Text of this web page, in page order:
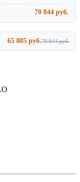
70 844 руб.
65 885 руб.70 844 руб.